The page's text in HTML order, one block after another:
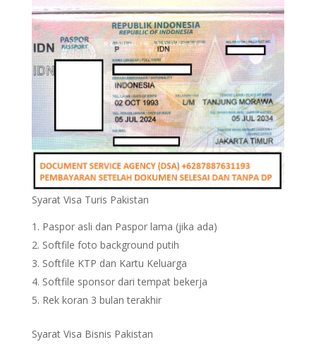
Syarat Visa Turis Pakistan
Paspor asli dan Paspor lama (jika ada)
Softfile foto background putih
Softfile KTP dan Kartu Keluarga
Softfile sponsor dari tempat bekerja
Rek koran 3 bulan terakhir
Syarat Visa Bisnis Pakistan